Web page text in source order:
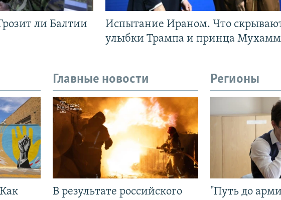
ли Балтии
Испытание Ираном. Что
улыбки Трампа и принца
Главные новости
В результате российского
Регионы
"Путь до